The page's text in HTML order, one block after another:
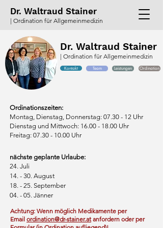
Dr. Waltraud Stainer
| Ordination für Allgemeinmedizin
Dr. Waltraud Stainer
| Ordination für Allgemeinmedizin
Kontakt Team Leistungen Ordination
Ordinationszeiten:
Montag, Dienstag, Donnerstag: 07.30 - 12 Uhr
Dienstag und Mittwoch: 16.00 - 18.00 Uhr
Freitag: 07.30 - 10.00 Uhr
nächste geplante Urlaube:
24. Juli
14. - 30. August
18. - 25. September
04. - 05. Jänner
Achtung: Wenn möglich Medikamente per
Email ordination@dr-stainer.atanfordern oder per